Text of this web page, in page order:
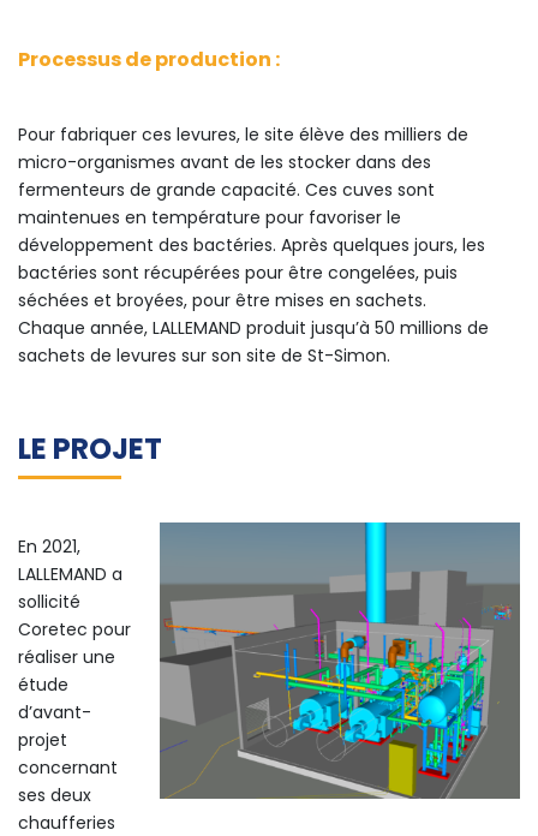
Processus de production :
Pour fabriquer ces levures, le site élève des milliers de
micro-organismes avant de les stocker dans des
fermenteurs de grande capacité. Ces cuves sont
maintenues en température pour favoriser le
développement des bactéries. Après quelques jours, les
bactéries sont récupérées pour être congelées, puis
séchées et broyées, pour être mises en sachets.
Chaque année, LALLEMAND produit jusqu’à 50 millions de
sachets de levures sur son site de St-Simon.
LE PROJET
En 2021,
LALLEMAND a
sollicité
Coretec pour
réaliser une
étude
d’avant-
projet
concernant
ses deux
chaufferies